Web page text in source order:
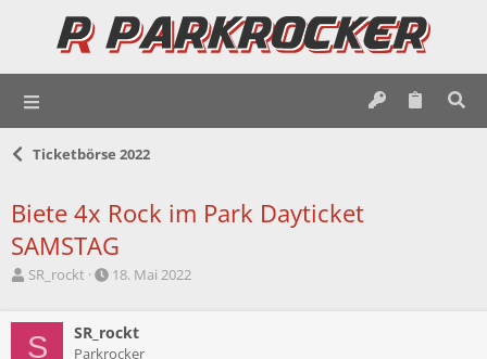
Ticketbörse 2022
Biete 4x Rock im Park Dayticket
SAMSTAG
E
e
SR_rockt
E
t
e
18. Mai 2022
S SR_rockt
Parkrocker